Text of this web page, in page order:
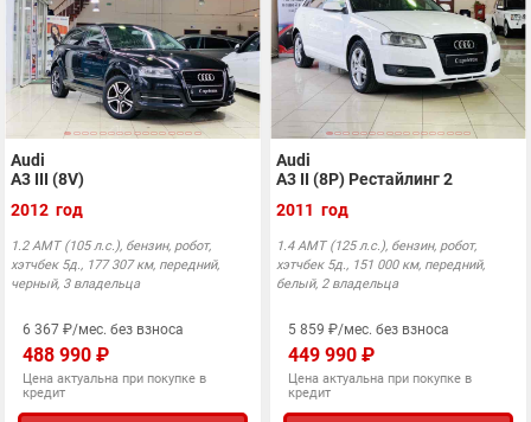
Audi
A3 III (8V)
2012 год
1.2 AMT (105 л.с.), бензин, робот,
хэтчбек 5д., 177 307 км, передний,
черный, 3 владельца
6 367 ₽/мес. без взноса
488 990 ₽
Цена актуальна при покупке в
кредит
Audi
A3 II (8P) Рестайлинг 2
2011 год
1.4 AMT (125 л.с.), бензин, робот,
хэтчбек 5д., 151 000 км, передний,
белый, 2 владельца
5 859 ₽/мес. без взноса
449 990 ₽
Цена актуальна при покупке в
кредит